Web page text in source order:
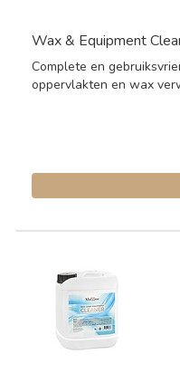
Wax & Equipment
Complete en
oppervlakten en wax